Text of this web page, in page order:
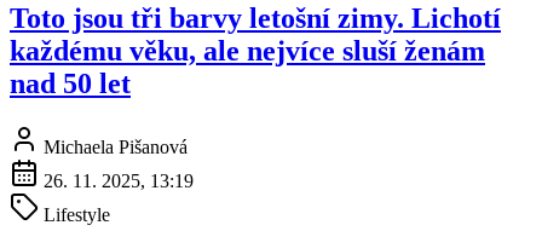
Toto jsou tři barvy letošní zimy. Lichotí
každému věku, ale nejvíce sluší ženám
nad 50 let
Michaela Pišanová
26. 11. 2025, 13:19
Lifestyle